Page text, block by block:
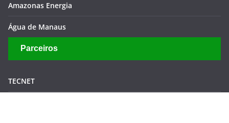
Amazonas Energia
Água de Manaus
Parceiros
TECNET